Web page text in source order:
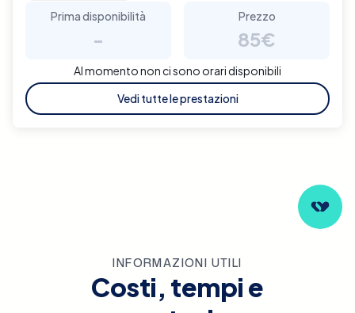
Prima disponibilità
-
Prezzo
85€
Al momento non ci sono orari disponibili
Vedi tutte le prestazioni
INFORMAZIONI UTILI
Costi, tempi e